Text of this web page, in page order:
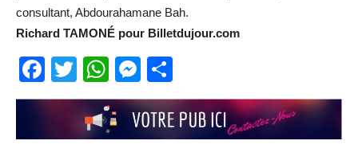
consultant, Abdourahamane Bah.
Richard TAMONÉ pour Billetdujour.com
Facebook
TwitterWhatsApp
Messenger